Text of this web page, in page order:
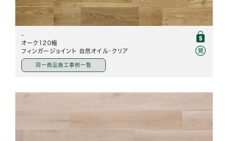
-
オーク120幅
フィンガージョイント 自然オイル・クリア
同一商品施工事例一覧